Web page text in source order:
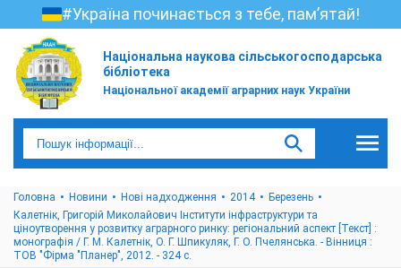
#Україна починається з тебе, пам’ятай!
Національна наукова сільськогосподарська
бібліотека
Національної академії аграрних наук України
Головна Новини Нові надходження 2014
Березень
Калетнік, Григорій Миколайович Інститути інфраструктури та
ціноутворення у розвитку аграрного ринку: регіональний аспект [Текст] :
монографія / Г. М. Калетнік, О. Г. Шпикуляк, Г. О. Пчелянська. - Вінниця :
ТОВ "Фірма "Планер", 2012. - 324 с.